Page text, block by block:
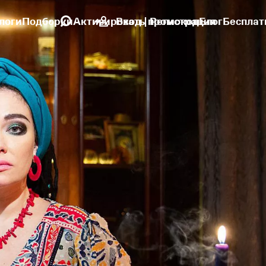
ПодборкиАктивировать промокодБлог
Вход | Регистрация